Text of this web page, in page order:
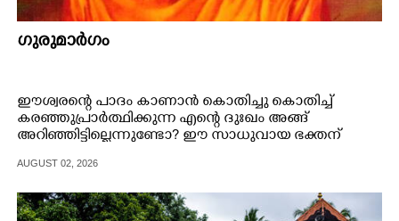
ഗുരുമാ‌ർഗം
ഈശ്വരന്റെ പാദം കാണാൻ കൊതിച്ചു കൊതിച്ച്
കരഞ്ഞുപ്രാർത്ഥിക്കുന്ന എന്റെ ദുഃഖം അങ്ങ്
അറിഞ്ഞിട്ടില്ലെന്നുണ്ടോ? ഈ സാധുവായ ഭക്തന്
AUGUST 02, 2026